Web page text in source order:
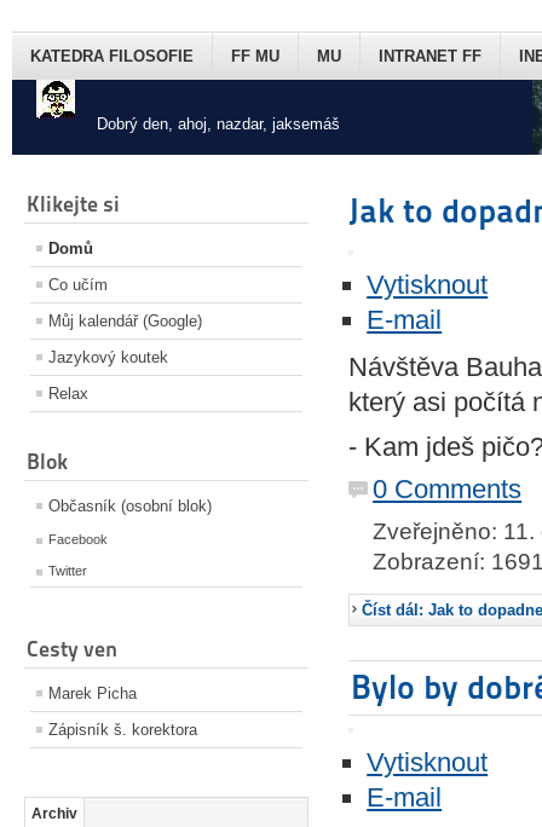
Dobrý den, ahoj, nazdar, jaksemáš
KATEDRA FILOSOFIE FF MU MU INTRANET FF
Klikejte si
Domů
Co učím
Můj kalendář (Google)
Jazykový koutek
Relax
Blok
Občasník (osobní blok)
Facebook
Twitter
Cesty ven
Marek Picha
Zápisník š. korektora
Archiv
Jak to
Vytisknout
E-mail
Návštěva
který asi počítá
- Kam jdeš
0 Comments
Zveřejněno:
Zobrazení:
Číst dál: Jak to
Bylo by
Vytisknout
E-mail